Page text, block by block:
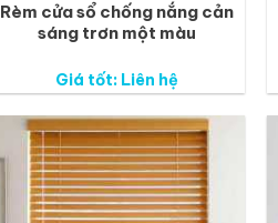
Rèm cửa sổ chống nắng cản
sáng trơn một màu
Giá tốt: Liên hệ